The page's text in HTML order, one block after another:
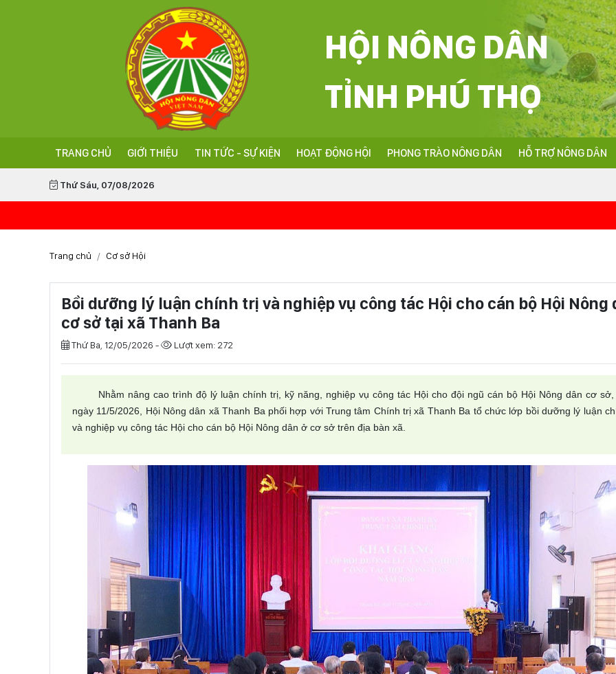
HỘI NÔNG DÂN
TỈNH PHÚ THỌ
TRANG CHỦ GIỚI THIỆU TIN TỨC - SỰ KIỆN HOẠT ĐỘNG HỘI PHONG TRÀO NÔNG DÂN HỖ TRỢ NÔNG DÂN
Thứ Sáu, 07/08/2026
Trang chủ Cơ sở Hội
Bồi dưỡng lý luận chính trị và nghiệp vụ công tác Hội cho cán bộ Hội Nông
cơ sở tại xã Thanh Ba
Thứ Ba, 12/05/2026 - Lượt xem: 272
Nhằm nâng cao trình độ lý luận chính trị, kỹ năng, nghiệp vụ công tác Hội cho đội ngũ cán bộ Hội Nông dân cơ sở,
ngày 11/5/2026, Hội Nông dân xã Thanh Ba phối hợp với Trung tâm Chính trị xã Thanh Ba tổ chức lớp bồi dưỡng lý luận
và nghiệp vụ công tác Hội cho cán bộ Hội Nông dân ở cơ sở trên địa bàn xã.